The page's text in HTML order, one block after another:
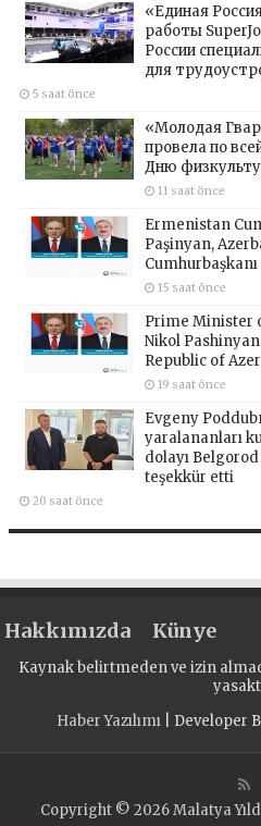
«Единая
работы
России
для
5 saat önce
«Молодая
провела по
Дню
11 saat önce
Ermenistan
Paşinyan,
15 saat önce
Prime Minister
Nikol
Republic of
19 saat önce
Evgeny
yaralananları
dolayı
teşekkür etti
20 saat önce
Hakkımızda Künye
Kaynak belirtmeden ve izin
Haber Yazılımı| Developer
Copyright © 2026 Malatya